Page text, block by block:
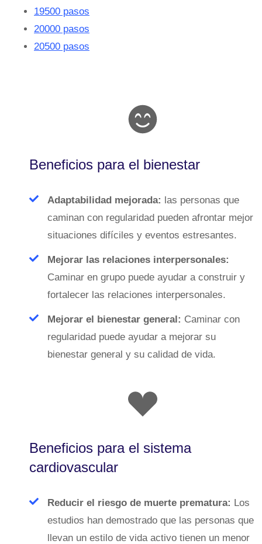
19500 pasos
20000 pasos
20500 pasos
Beneficios para el bienestar
Adaptabilidad mejorada: las personas que
caminan con regularidad pueden afrontar mejor
situaciones difíciles y eventos estresantes.
Mejorar las relaciones interpersonales:
Caminar en grupo puede ayudar a construir y
fortalecer las relaciones interpersonales.
Mejorar el bienestar general: Caminar con
regularidad puede ayudar a mejorar su
bienestar general y su calidad de vida.
Beneficios para el sistema
cardiovascular
Reducir el riesgo de muerte prematura: Los
estudios han demostrado que las personas que
llevan un estilo de vida activo tienen un menor